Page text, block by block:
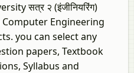
सत्र २ (इंजीनियरिंग)
Engineering
you can select any
papers, Textbook
Syllabus and